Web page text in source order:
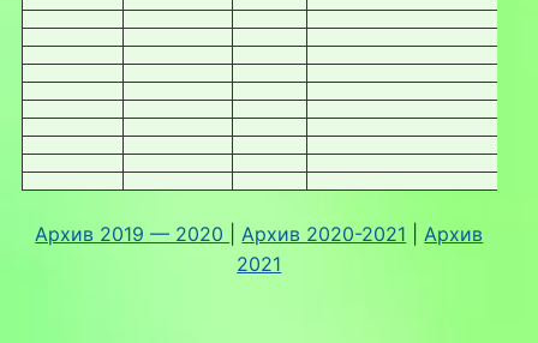
Архив 2019 — 2020 Архив 2020-2021
Архив
2021